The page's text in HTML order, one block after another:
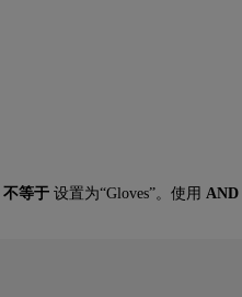
不等于 设置为“Gloves”。使用 AND